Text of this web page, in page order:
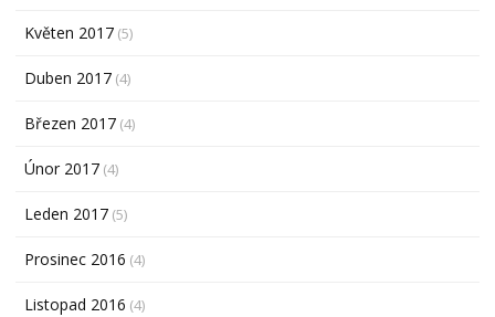
Květen 2017 (5)
Duben 2017 (4)
Březen 2017 (4)
Únor 2017 (4)
Leden 2017 (5)
Prosinec 2016 (4)
Listopad 2016 (4)